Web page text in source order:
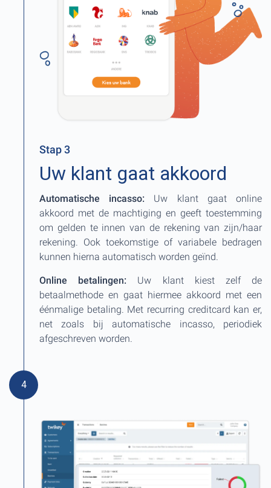
Stap 3
Uw klant gaat akkoord
Automatische incasso: Uw klant gaat online
akkoord met de machtiging en geeft toestemming
om gelden te innen van de rekening van zijn/haar
rekening. Ook toekomstige of variabele bedragen
kunnen hierna automatisch worden geïnd.
Online betalingen: Uw klant kiest zelf de
betaalmethode en gaat hiermee akkoord met een
éénmalige betaling. Met recurring creditcard kan er,
net zoals bij automatische incasso, periodiek
afgeschreven worden.
4